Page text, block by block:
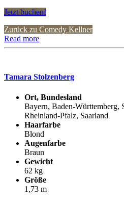
Jetzt buchen!
Zurück zu Comedy Kellner
Read more
Tamara Stolzenberg
Ort, Bundesland
Bayern, Baden-Württemberg,
Rheinland-Pfalz, Saarland
Haarfarbe
Blond
Augenfarbe
Braun
Gewicht
62 kg
Größe
1,73 m